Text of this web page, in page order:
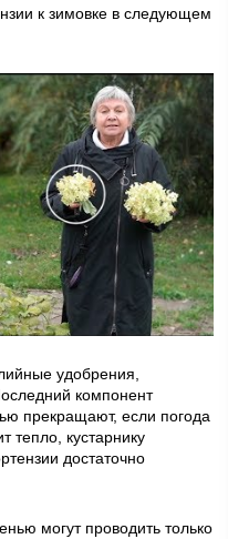
к зимовке в следующем
удобрения,
компонент
прекращают, если погода
тепло, кустарнику
достаточно
могут проводить только